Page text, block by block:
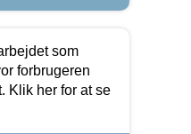
som
forbrugeren
Klik her for at se